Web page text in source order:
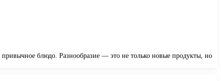
блюдо. Разнообразие — это не только новые продукты, но